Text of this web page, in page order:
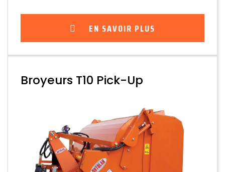
EN SAVOIR PLUS
Broyeurs T10 Pick-Up